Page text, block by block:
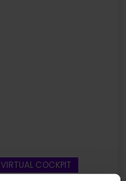
VIRTUAL COCKPIT